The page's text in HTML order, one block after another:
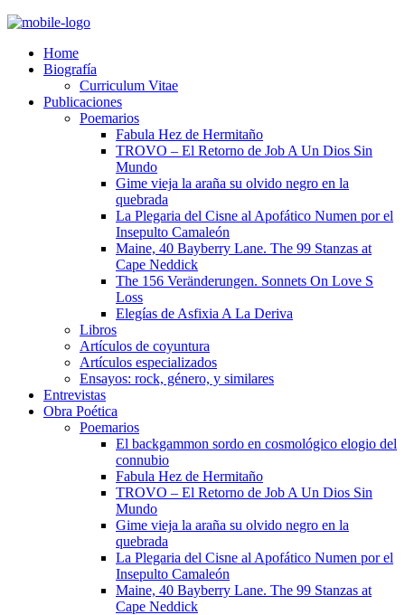
Home
Biografía
Curriculum Vitae​
Publicaciones
Poemarios
Fabula Hez de Hermitaño
TROVO – El Retorno de Job A Un Dios Sin
Mundo
Gime vieja la araña su olvido negro en la
quebrada
La Plegaria del Cisne al Apofático Numen por el
Insepulto Camaleón
Maine, 40 Bayberry Lane. The 99 Stanzas at
Cape Neddick
The 156 Veränderungen. Sonnets On Love S
Loss
Elegías de Asfixia A La Deriva
Libros
Artículos de coyuntura
Artículos especializados
Ensayos: rock, género, y similares
Entrevistas
Obra Poética
Poemarios
El backgammon sordo en cosmológico elogio del
connubio
Fabula Hez de Hermitaño
TROVO – El Retorno de Job A Un Dios Sin
Mundo
Gime vieja la araña su olvido negro en la
quebrada
La Plegaria del Cisne al Apofático Numen por el
Insepulto Camaleón
Maine, 40 Bayberry Lane. The 99 Stanzas at
Cape Neddick